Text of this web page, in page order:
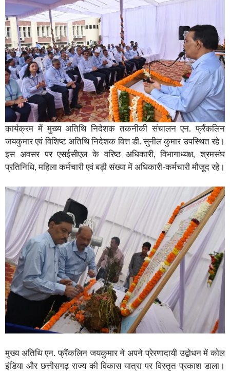
कार्यक्रम में मुख्य अतिथि निदेशक तकनीकी संचालन एन. फ्रैंकलिन
जयकुमार एवं विशिष्ट अतिथि निदेशक वित्त डी. सुनील कुमार उपस्थित रहे।
इस अवसर पर एसईसीएल के वरिष्ठ अधिकारी, विभागाध्यक्ष, श्रमसंघ
प्रतिनिधि, महिला कर्मचारी एवं बड़ी संख्या में अधिकारी-कर्मचारी मौजूद रहे।
मुख्य अतिथि एन. फ्रैंकलिन जयकुमार ने अपने प्रेरणादायी उद्बोधन में कोल
इंडिया और छत्तीसगढ़ राज्य की विकास यात्रा पर विस्तृत प्रकाश डाला।